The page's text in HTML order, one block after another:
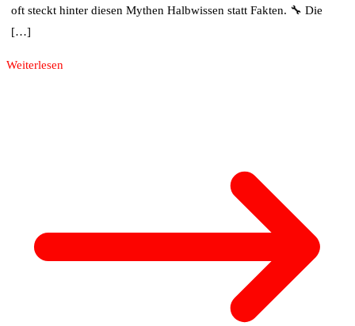
oft steckt hinter diesen Mythen Halbwissen statt Fakten. 🔧 Die
[…]
Weiterlesen